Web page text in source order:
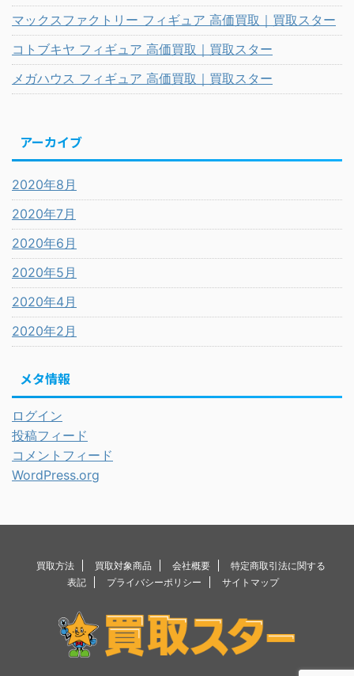
マックスファクトリー フィギュア 高価買取｜買取スター
コトブキヤ フィギュア 高価買取｜買取スター
メガハウス フィギュア 高価買取｜買取スター
アーカイブ
2020年8月
2020年7月
2020年6月
2020年5月
2020年4月
2020年2月
メタ情報
ログイン
投稿フィード
コメントフィード
WordPress.org
買取方法 買取対象商品 会社概要
特定商取引法に関する
表記
プライバシーポリシー サイトマップ